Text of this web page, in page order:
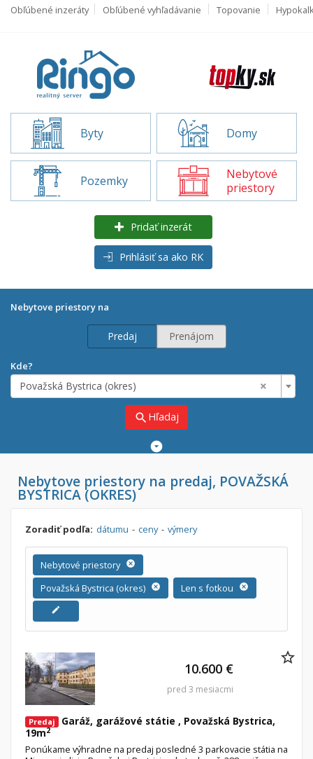
Obľúbené inzeráty Obľúbené vyhľadávanie Topovanie
Byty Domy
Pozemky
Nebytové
priestory
Pridať inzerát
Prihlásiť sa ako RK
Nebytove priestory na
Predaj Prenájom
Kde?
×
Považská Bystrica (okres)
search Hľadaj
Predaj
Prenájom
Cena
Do: €
Lokalita
Považská Bystrica (okres)
Byt
Garsónky
Dvojgarsónky
1-izbové
2-izbové
Dom
Vila
Nebytove priestory na predaj, POVAŽSKÁ
BYSTRICA (OKRES)
Zoradiť podľa: dátumu - ceny - výmery
Nebytové priestory cancel
Považská Bystrica (okres) cancel Len s fotkou cancel
edit
Predaj
Garáž, garážové státie , Považská Bystrica,
19m2
Ponúkame výhradne na predaj posledné 3 parkovacie státia na
10.600 €
pred 3 mesiacmi